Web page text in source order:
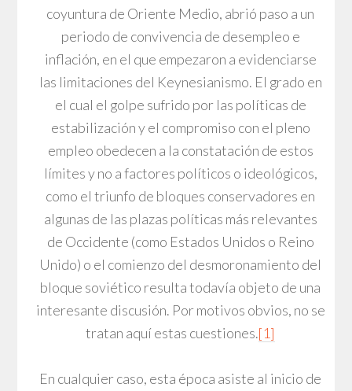
coyuntura de Oriente Medio, abrió paso a un
periodo de convivencia de desempleo e
inflación, en el que empezaron a evidenciarse
las limitaciones del Keynesianismo. El grado en
el cual el golpe sufrido por las políticas de
estabilización y el compromiso con el pleno
empleo obedecen a la constatación de estos
límites y no a factores políticos o ideológicos,
como el triunfo de bloques conservadores en
algunas de las plazas políticas más relevantes
de Occidente (como Estados Unidos o Reino
Unido) o el comienzo del desmoronamiento del
bloque soviético resulta todavía objeto de una
interesante discusión. Por motivos obvios, no se
tratan aquí estas cuestiones.[1]
En cualquier caso, esta época asiste al inicio de